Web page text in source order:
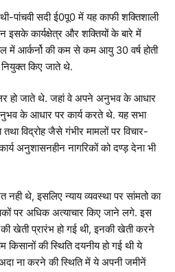
पांचवी सदी ई0पू0 में यह काफी शक्तिशाली
कार्यक्षेत्र और शक्तियों के बारे में
में आर्कर्नो की कम से कम आयु 30 वर्ष होती
किए जाते थे.
हो जाते थे. जहां वे अपने अनुभव के आधार
के आधार पर कार्य करते थे. यह सभा
विद्रोह जैसे गंभीर मामलों पर विचार-
अनुशासनहीन नागरिकों को दण्ड़ देना भी
थे, इसलिए न्याय व्यवस्था पर सांमतो का
पर अधिक अत्याचार किए जाने लगे. इस
खेती प्रारंभ हो गई थी, इनकी खेती करने
की स्थिति दयनीय हो गई थी ये
ना करने की स्थिति में ये अपनी जमीनें